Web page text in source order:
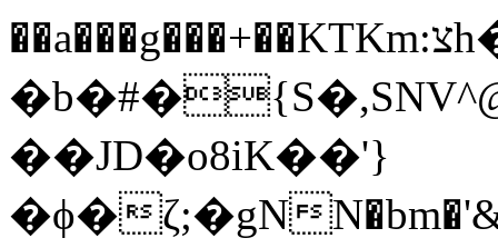
��a���g���+��KTKm:צh�ŉЙ{ǜ{H'�
��JD�o8iK��'}
�ϕ�ζ;�gN